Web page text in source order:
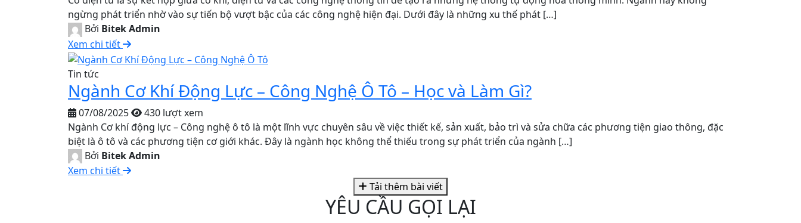
ngừng phát triển nhờ vào sự tiến bộ vượt bậc của các công nghệ hiện đại. Dưới đây là những xu thế phát […]
Bởi Bitek Admin
Xem chi tiết
Tin tức
Ngành Cơ Khí Động Lực – Công Nghệ Ô Tô – Học và Làm Gì?
07/08/2025
430 lượt xem
Ngành Cơ khí động lực – Công nghệ ô tô là một lĩnh vực chuyên sâu về việc thiết kế, sản xuất, bảo trì và sửa chữa các phương tiện giao thông, đặc
biệt là ô tô và các phương tiện cơ giới khác. Đây là ngành học không thể thiếu trong sự phát triển của ngành […]
Bởi Bitek Admin
Xem chi tiết
Tải thêm bài viết
YÊU CẦU GỌI LẠI